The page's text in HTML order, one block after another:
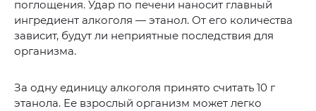
поглощения. Удар по печени наносит главный
ингредиент алкоголя — этанол. От его количества
зависит, будут ли неприятные последствия для
организма.
За одну единицу алкоголя принято считать 10 г
этанола. Ее взрослый организм может легко